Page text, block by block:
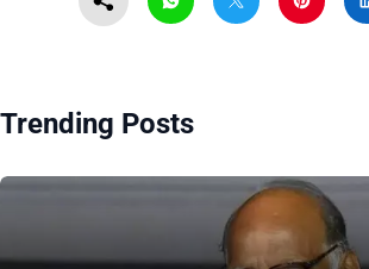
Trending Posts